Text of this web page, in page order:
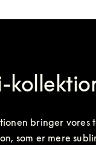
bringer vores
som er mere